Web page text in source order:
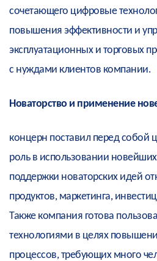
сочетающего цифровые
повышения эффективности и
эксплуатационных и торговых
с нуждами клиентов компании.
Новаторство и применение
концерн поставил перед собой
роль в использовании
поддержки новаторских идей
продуктов, маркетинга,
Также компания готова
технологиями в целях
процессов, требующих много